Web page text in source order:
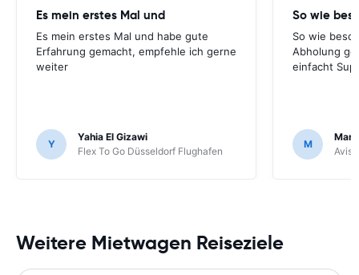
Es mein erstes Mal und
Es mein erstes Mal und habe gute
Erfahrung gemacht, empfehle ich gerne
weiter
Y
Yahia El Gizawi
Flex To Go Düsseldorf Flughafen
So wie
So wie
Abholung
einfacht
M
Avis
Weitere Mietwagen Reiseziele